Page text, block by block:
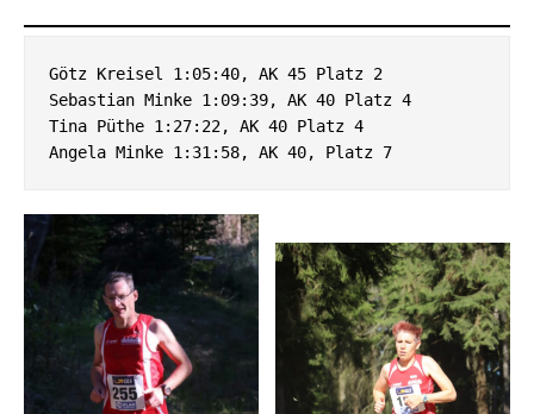
Götz Kreisel 1:05:40, AK 45 Platz 2
Sebastian Minke 1:09:39, AK 40 Platz 4
Tina Püthe 1:27:22, AK 40 Platz 4
Angela Minke 1:31:58, AK 40, Platz 7